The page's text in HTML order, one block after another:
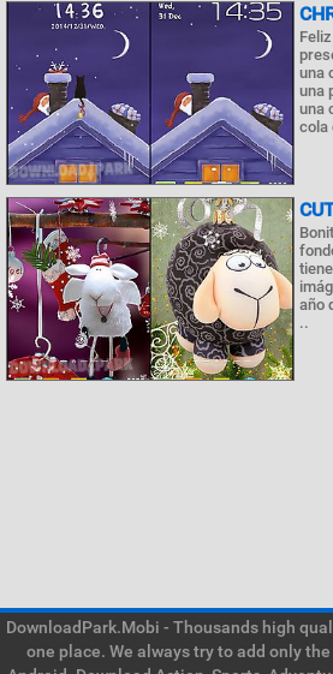
una
una
una
cola
año
..
DownloadPark.Mobi - Thousands high
one place. We always try to add only